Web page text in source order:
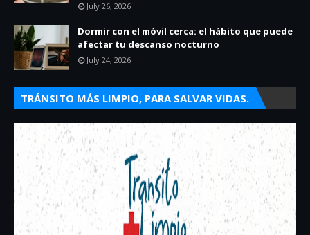
July 26, 2026
Dormir con el móvil cerca: el hábito que puede
afectar tu descanso nocturno
July 24, 2026
TRÁNSITO MÁS LIMPIO, PARA SALVAR VIDAS.